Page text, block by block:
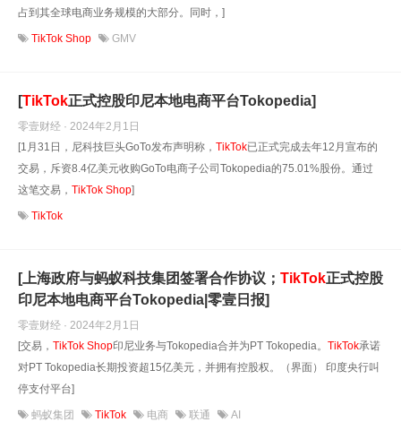
占到其全球电商业务规模的大部分。同时，]
TikTok Shop GMV
[TikTok正式控股印尼本地电商平台Tokopedia]
零壹财经 · 2024年2月1日
[1月31日，尼科技巨头GoTo发布声明称， TikTok已正式完成去年12月宣布的
交易，斥资8.4亿美元收购GoTo电商子公司Tokopedia的75.01%股份。通过
这笔交易， TikTok Shop]
TikTok
[上海政府与蚂蚁科技集团签署合作协议； TikTok正式控股
印尼本地电商平台Tokopedia|零壹日报]
零壹财经 · 2024年2月1日
[交易， TikTok Shop印尼业务与Tokopedia合并为PT Tokopedia。 TikTok承诺
对PT Tokopedia长期投资超15亿美元，并拥有控股权。（界面） 印度央行叫
停支付平台]
蚂蚁集团 TikTok 电商 联通 AI